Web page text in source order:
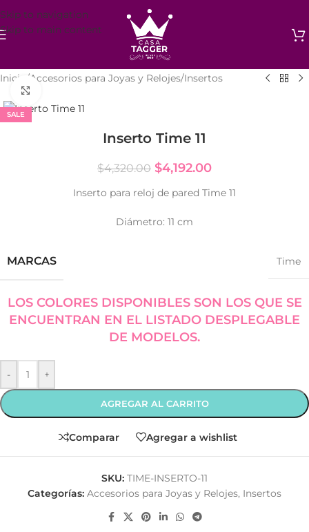
Skip to navigation
Skip to main content
Inicio /Accesorios para Joyas y Relojes/Insertos
SALE
Inserto Time 11
$4,320.00 $4,192.00
Inserto para reloj de pared Time 11
Diámetro: 11 cm
MARCAS Time
LOS COLORES DISPONIBLES SON LOS QUE SE
ENCUENTRAN EN EL LISTADO DESPLEGABLE
DE MODELOS.
- +
AGREGAR AL CARRITO
Comparar Agregar a wishlist
SKU: TIME-INSERTO-11
Categorías: Accesorios para Joyas y Relojes, Insertos